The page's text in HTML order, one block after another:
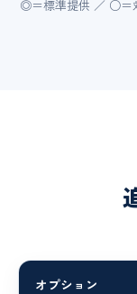
◎＝標準提供 ／ ○＝
オプション